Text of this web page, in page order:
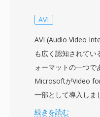
AVI
AVI (Audio Video
も広く認知されてい
ォーマットの一つ
MicrosoftがVideo
一部として導入しま
Interchange File
続きを読む